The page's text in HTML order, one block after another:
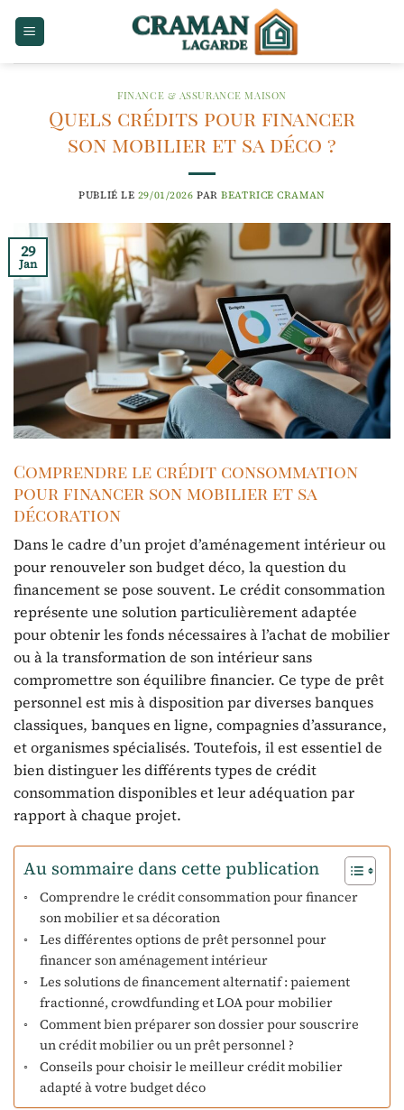
FINANCE & ASSURANCE MAISON
Quels crédits pour financer
son mobilier et sa déco ?
PUBLIÉ LE 29/01/2026 PARBEATRICE CRAMAN
29
Jan
Comprendre le crédit consommation
pour financer son mobilier et sa
décoration
Dans le cadre d’un projet d’aménagement intérieur ou
pour renouveler son budget déco, la question du
financement se pose souvent. Le crédit consommation
représente une solution particulièrement adaptée
pour obtenir les fonds nécessaires à l’achat de mobilier
ou à la transformation de son intérieur sans
compromettre son équilibre financier. Ce type de prêt
personnel est mis à disposition par diverses banques
classiques, banques en ligne, compagnies d’assurance,
et organismes spécialisés. Toutefois, il est essentiel de
bien distinguer les différents types de crédit
consommation disponibles et leur adéquation par
rapport à chaque projet.
Au sommaire dans cette publication
Comprendre le crédit consommation pour financer
son mobilier et sa décoration
Les différentes options de prêt personnel pour
financer son aménagement intérieur
Les solutions de financement alternatif : paiement
fractionné, crowdfunding et LOA pour mobilier
Comment bien préparer son dossier pour souscrire
un crédit mobilier ou un prêt personnel ?
Conseils pour choisir le meilleur crédit mobilier
adapté à votre budget déco